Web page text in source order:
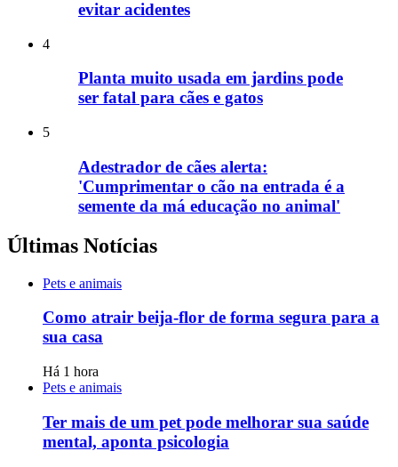
evitar acidentes
4
Planta muito usada em jardins pode
ser fatal para cães e gatos
5
Adestrador de cães alerta:
'Cumprimentar o cão na entrada é a
semente da má educação no animal'
Últimas Notícias
Pets e animais
Como atrair beija-flor de forma segura para a
sua casa
Há 1 hora
Pets e animais
Ter mais de um pet pode melhorar sua saúde
mental, aponta psicologia